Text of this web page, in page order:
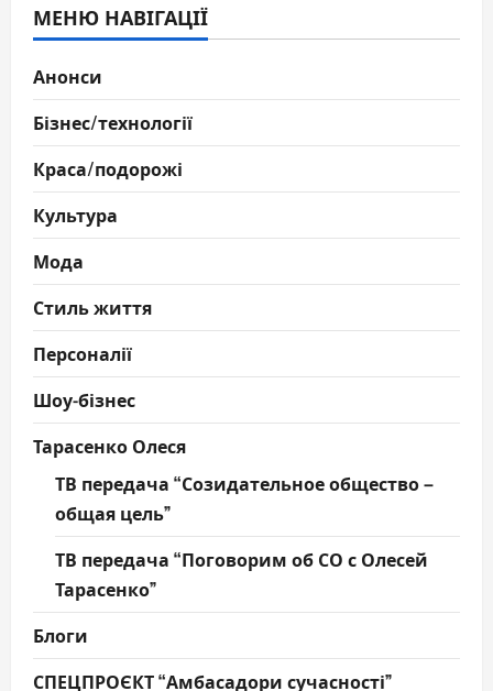
МЕНЮ НАВІГАЦІЇ
Анонси
Бізнес/технології
Краса/подорожі
Культура
Мода
Стиль життя
Персоналії
Шоу-бізнес
Тарасенко Олеся
ТВ передача “Созидательное общество –
общая цель”
ТВ передача “Поговорим об СО с Олесей
Тарасенко”
Блоги
СПЕЦПРОЄКТ “Амбасадори сучасності”